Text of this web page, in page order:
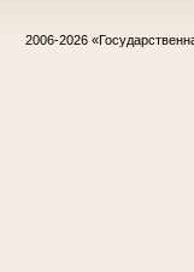
2006-2026